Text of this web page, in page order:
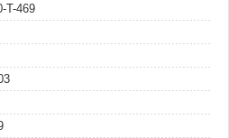
T-469